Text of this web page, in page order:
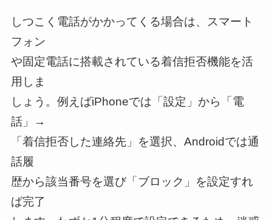
しつこく電話がかかってくる場合は、スマート
フォン
や固定電話に搭載されている着信拒否機能を活
用しま
しょう。例えばiPhoneでは「設定」から「電
話」→
「着信拒否した連絡先」を選択、Androidでは通
話履
歴から該当番号を選び「ブロック」を設定すれ
ば完了